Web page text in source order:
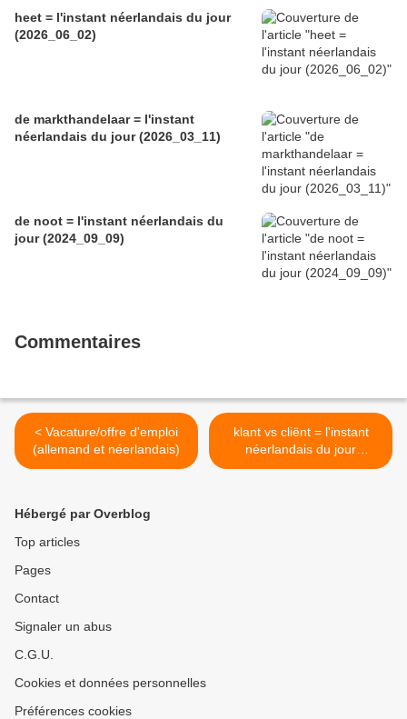
heet = l'instant néerlandais du jour
(2026_06_02)
de markthandelaar = l'instant
néerlandais du jour (2026_03_11)
de noot = l'instant néerlandais du
jour (2024_09_09)
Commentaires
< Vacature/offre d'emploi
(allemand et néerlandais)
klant vs cliënt = l'instant
néerlandais du jour
(2022_10_18) >
Hébergé par Overblog
Top articles
Pages
Contact
Signaler un abus
C.G.U.
Cookies et données personnelles
Préférences cookies